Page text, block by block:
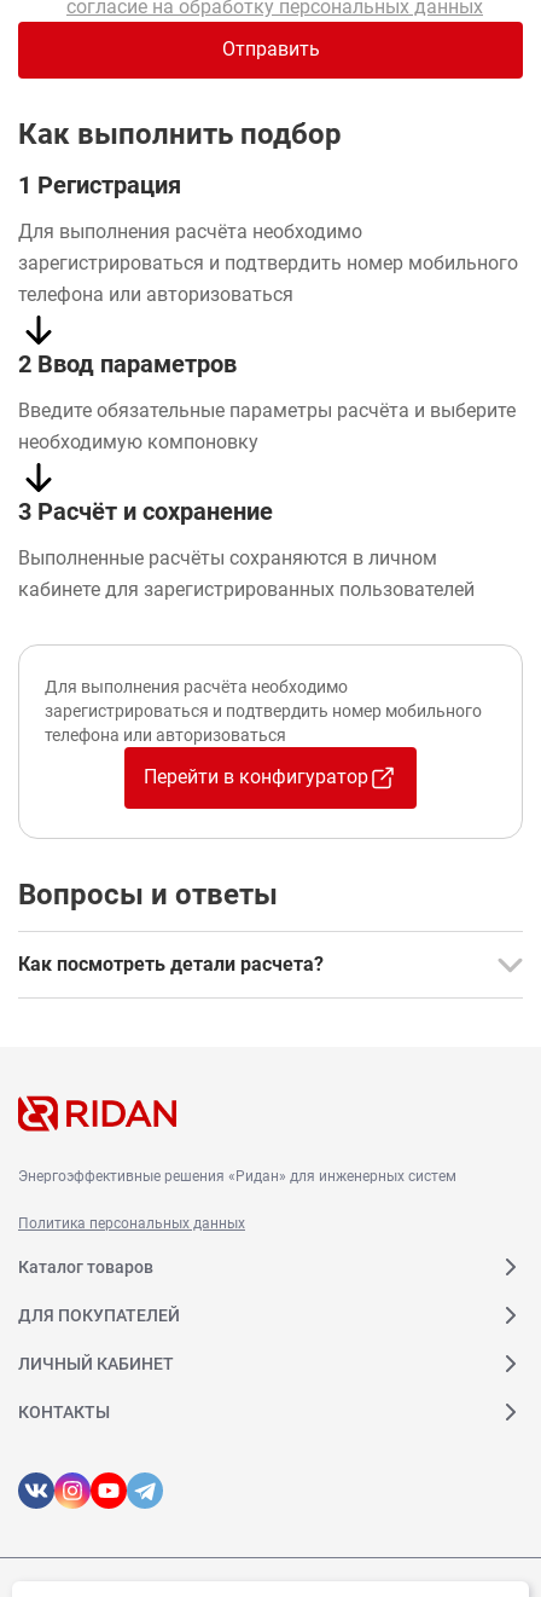
согласие на обработку персональных данных
Отправить
Как выполнить подбор
1 Регистрация
Для выполнения расчёта необходимо
зарегистрироваться и подтвердить номер мобильного
телефона или авторизоваться
2 Ввод параметров
Введите обязательные параметры расчёта и выберите
необходимую компоновку
3 Расчёт и сохранение
Выполненные расчёты сохраняются в личном
кабинете для зарегистрированных пользователей
Для выполнения расчёта необходимо
зарегистрироваться и подтвердить номер мобильного
телефона или авторизоваться
Перейти в конфигуратор
Вопросы и ответы
Как посмотреть детали расчета?
В раскрывающемся списке выбрать Расчеты и ОЛ
ПТО.
Энергоэффективные решения «Ридан» для инженерных систем
Политика персональных данных
Каталог товаров
ДЛЯ ПОКУПАТЕЛЕЙ
ЛИЧНЫЙ КАБИНЕТ
КОНТАКТЫ